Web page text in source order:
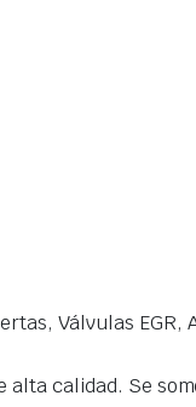
Válvulas EGR,
calidad. Se